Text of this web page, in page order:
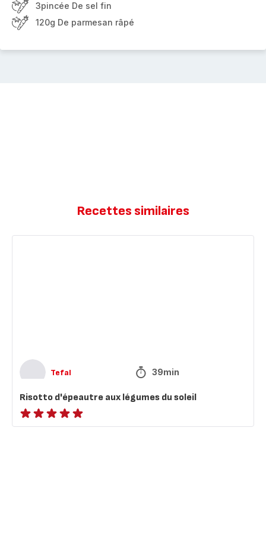
3pincée De sel fin
120g De parmesan râpé
Recettes similaires
Tefal 39min
Risotto d'épeautre aux légumes du soleil
ratings.NaN